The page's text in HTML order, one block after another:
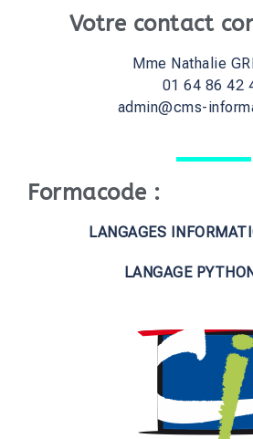
Votre contact
Mme Nathalie
01 64 86 42
admin@cms-
Formacode :
LANGAGES
LANGAGE